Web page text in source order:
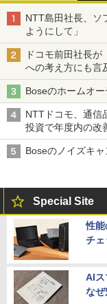
NTT島田社長、ソ
ようにして」
ドコモ前田社長
への考え方にも言
Boseのホームオ
NTTドコモ、通
投資で年度内の改
Boseのノイズキ
Special Site
性能
チェ
AIス
なぜ